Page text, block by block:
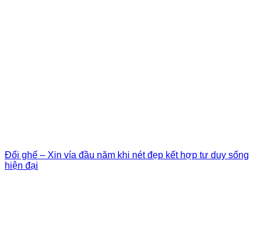
Đổi ghế – Xin vía đầu năm khi nét đẹp kết hợp tư duy sống
hiện đại